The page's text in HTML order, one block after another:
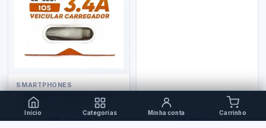
Início Categorias Minha conta Carrinho
SMARTPHONES
Iphone - Le-528P
R$ 40,00 R$ 119,90